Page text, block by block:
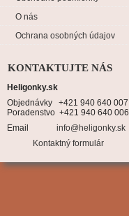
O nás
Ochrana osobných údajov
KONTAKTUJTE NÁS
Heligonky.sk
Objednávky   +421 940 640 007
Poradenstvo  +421 940 640 006
Email
info@heligonky.sk
Kontaktný formulár